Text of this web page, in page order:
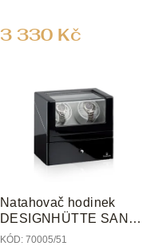
3 330 Kč
Natahovač hodinek
DESIGNHÜTTE SAN
DIEGO 2
KÓD: 70005/51